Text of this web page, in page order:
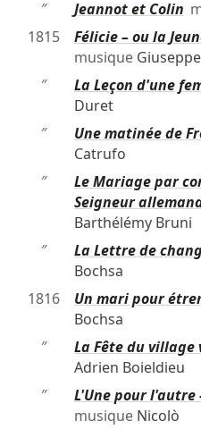
″
Jeannot et Colin
1815
Félicie – ou la
musique
″
La Leçon d'une
Duret
″
Une matinée de
Catrufo
″
Le Mariage par
Seigneur
Barthélémy Bruni
″
La Lettre de
Bochsa
1816
Un mari pour
Bochsa
″
La Fête du village
Adrien Boieldieu
″
L'Une pour l'autre
musique Nicolò